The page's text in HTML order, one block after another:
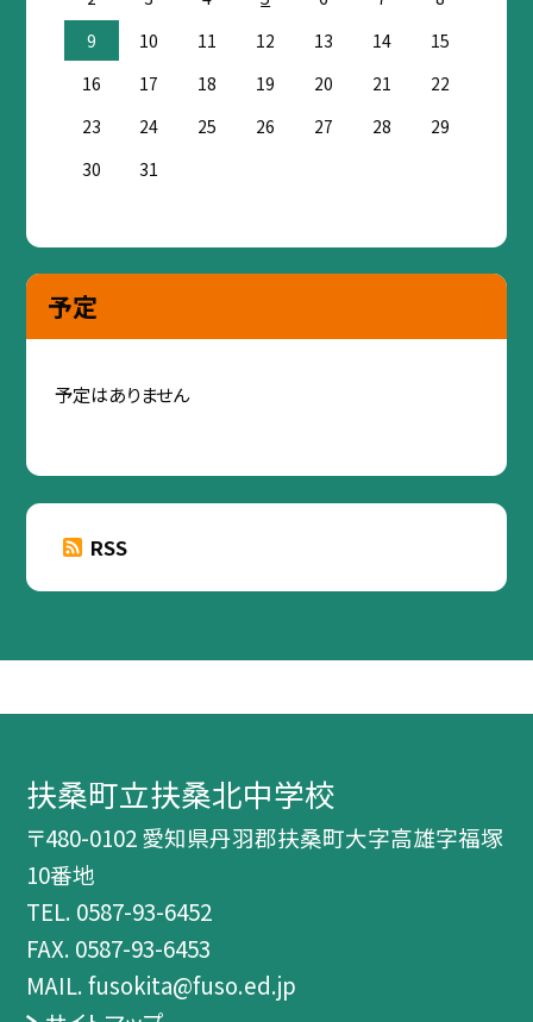
9
10 11 12 13 14
15
16
17 18 19 20 21
22
23
24 25 26 27 28
29
30
31
予定
予定はありません
RSS
扶桑町立扶桑北中学校
〒480-0102 愛知県丹羽郡扶桑町大字高雄字福塚
10番地
TEL. 0587-93-6452
FAX. 0587-93-6453
MAIL. fusokita@fuso.ed.jp